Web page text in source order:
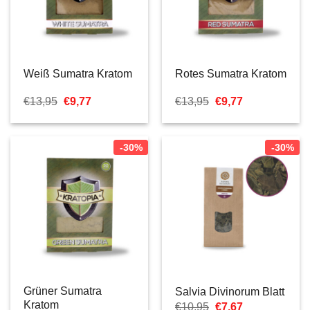
Weiß Sumatra Kratom
€13,95 Ursprünglicher
war:
€9,77Aktueller
ist:
Rotes Sumatra Kratom
€13,95 Ursprünglicher
war:
€9,77Aktueller
ist:
-30%
Grüner Sumatra
Kratom
-30%
Salvia Divinorum Blatt
€10,95 Ursprünglicher
€7,67Aktueller